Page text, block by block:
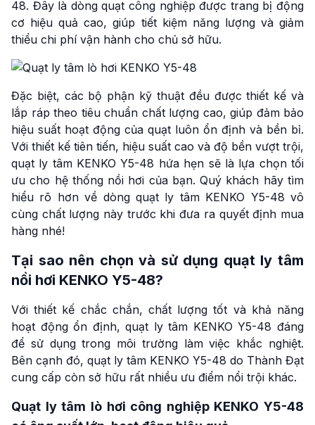
48. Đây là dòng quạt công nghiệp được trang bị động
cơ hiệu quả cao, giúp tiết kiệm năng lượng và giảm
thiểu chi phí vận hành cho chủ sở hữu.
Đặc biệt, các bộ phận kỹ thuật đều được thiết kế và
lắp ráp theo tiêu chuẩn chất lượng cao, giúp đảm bảo
hiệu suất hoạt động của quạt luôn ổn định và bền bỉ.
Với thiết kế tiên tiến, hiệu suất cao và độ bền vượt trội,
quạt ly tâm KENKO Y5-48 hứa hẹn sẽ là lựa chọn tối
ưu cho hệ thống nồi hơi của bạn. Quý khách hãy tìm
hiểu rõ hơn về dòng quạt ly tâm KENKO Y5-48 vô
cùng chất lượng này trước khi đưa ra quyết định mua
hàng nhé!
Tại sao nên chọn và sử dụng quạt ly tâm
nồi hơi KENKO Y5-48?
Với thiết kế chắc chắn, chất lượng tốt và khả năng
hoạt động ổn định, quạt ly tâm KENKO Y5-48 đáng
để sử dụng trong môi trường làm việc khắc nghiệt.
Bên cạnh đó, quạt ly tâm KENKO Y5-48 do Thành Đạt
cung cấp còn sở hữu rất nhiều ưu điểm nổi trội khác.
Quạt ly tâm lò hơi công nghiệp KENKO Y5-48